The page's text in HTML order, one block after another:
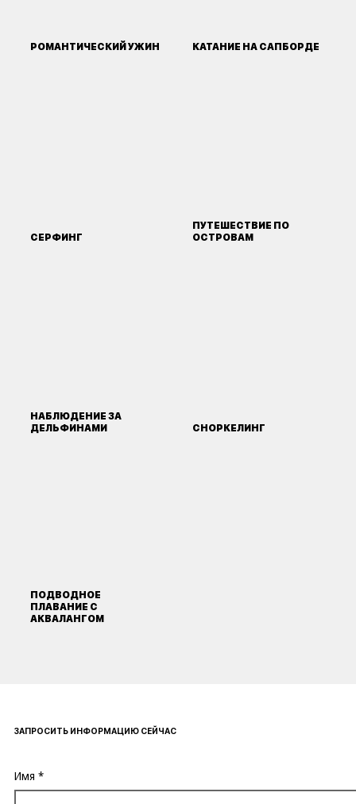
РОМАНТИЧЕСКИЙ УЖИН КАТАНИЕ НА САПБОРДЕ
СЕРФИНГ
ПУТЕШЕСТВИЕ ПО
ОСТРОВАМ
НАБЛЮДЕНИЕ ЗА
ДЕЛЬФИНАМИ
СНОРКЕЛИНГ
ПОДВОДНОЕ
ПЛАВАНИЕ С
АКВАЛАНГОМ
Имя *
ЗАПРОСИТЬ ИНФОРМАЦИЮ СЕЙЧАС